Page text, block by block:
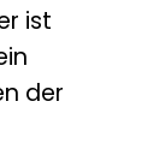
ist
der